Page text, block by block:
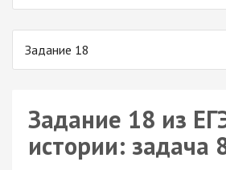
Задание 18
Задание 18 из
истории: задача